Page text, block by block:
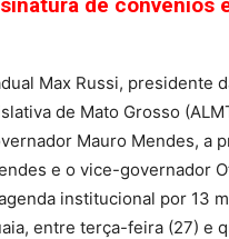
Max Russi, presidente
de Mato Grosso
Mauro Mendes, a
e o vice-governador
institucional por 13
entre terça-feira (27) e